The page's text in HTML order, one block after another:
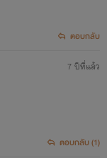
ตอบกลับ
7 ปีที่แล้ว
ตอบกลับ (1)